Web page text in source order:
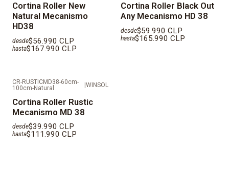
Cortina Roller New
Natural Mecanismo
HD38
desde$56.990 CLP
hasta$167.990 CLP
Cortina Roller Black Out
Any Mecanismo HD 38
desde$59.990 CLP
hasta$165.990 CLP
CR-RUSTICMD38-60cm-
100cm-Natural
|WINSOL
Cortina Roller Rustic
Mecanismo MD 38
desde$39.990 CLP
hasta$111.990 CLP